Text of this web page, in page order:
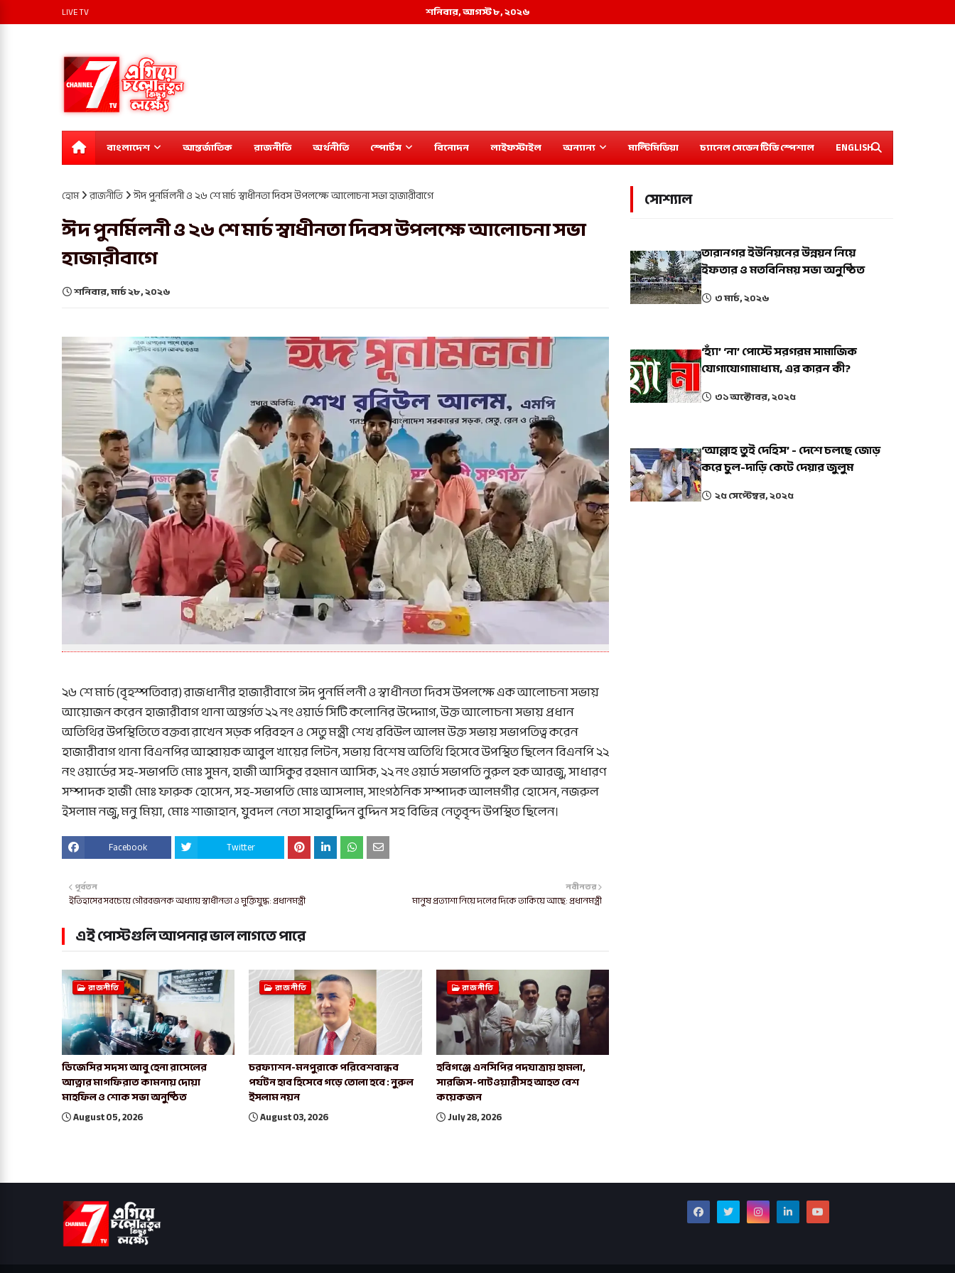
শনিবার, আগস্ট ৮, ২০২৬
LIVE TV
বাংলাদেশ আন্তর্জাতিক রাজনীতি অর্থনীতি স্পোর্টস বিনোদন লাইফস্টাইল অন্যান্য মাল্টিমিডিয়া চ্যানেল সেভেন টিভি স্পেশাল ENGLISH
হোম রাজনীতি ঈদ পুনর্মিলনী ও ২৬ শে মার্চ স্বাধীনতা দিবস উপলক্ষে আলোচনা সভা হাজারীবাগে
ঈদ পুনর্মিলনী ও ২৬ শে মার্চ স্বাধীনতা দিবস উপলক্ষে আলোচনা সভা
হাজারীবাগে
শনিবার, মার্চ ২৮, ২০২৬
২৬ শে মার্চ (বৃহস্পতিবার) রাজধানীর হাজারীবাগে ঈদ পুনর্মিলনী ও স্বাধীনতা দিবস উপলক্ষে এক আলোচনা সভায়
আয়োজন করেন হাজারীবাগ থানা অন্তর্গত ২২ নং ওয়ার্ড সিটি কলোনির উদ্দ্যোগ, উক্ত আলোচনা সভায় প্রধান
অতিথির উপস্থিতিতে বক্তব্য রাখেন সড়ক পরিবহন ও সেতু মন্ত্রী শেখ রবিউল আলম উক্ত সভায় সভাপতিত্ব করেন
হাজারীবাগ থানা বিএনপির আহ্বায়ক আবুল খায়ের লিটন, সভায় বিশেষ অতিথি হিসেবে উপস্থিত ছিলেন বিএনপি ২২
নং ওয়ার্ডের সহ-সভাপতি মোঃ সুমন, হাজী আসিকুর রহমান আসিক, ২২ নং ওয়ার্ড সভাপতি নুরুল হক আরজু, সাধারণ
সম্পাদক হাজী মোঃ ফারুক হোসেন, সহ-সভাপতি মোঃ আসলাম, সাংগঠনিক সম্পাদক আলমগীর হোসেন, নজরুল
ইসলাম নজু, মনু মিয়া, মোঃ শাজাহান, যুবদল নেতা সাহাবুদ্দিন বুদ্দিন সহ বিভিন্ন নেতৃবৃন্দ উপস্থিত ছিলেন।
Facebook Twitter
নবীনতর
মানুষ প্রত‍্যাশা নিয়ে দলের দিকে তাকিয়ে আছে: প্রধানমন্ত্রী
পূর্বতন
ইতিহাসের সবচেয়ে গৌরবজনক অধ্যায় স্বাধীনতা ও মুক্তিযুদ্ধ: প্রধানমন্ত্রী
এই পোস্টগুলি আপনার ভাল লাগতে পারে
রাজনীতি
ডিজেসির সদস্য আবু হেনা রাসেলের
আত্নার মাগফিরাত কামনায় দোয়া
মাহফিল ও শোক সভা অনুষ্ঠিত
August 05, 2026
রাজনীতি
চরফ্যাশন-মনপুরাকে পরিবেশবান্ধব
পর্যটন হাব হিসেবে গড়ে তোলা হবে : নুরুল
ইসলাম নয়ন
August 03, 2026
রাজনীতি
হবিগঞ্জে এনসিপির পদযাত্রায় হামলা,
সারজিস-পাটওয়ারীসহ আহত বেশ
কয়েকজন
July 28, 2026
সোশ্যাল
তারানগর ইউনিয়নের উন্নয়ন নিয়ে
ইফতার ও মতবিনিময় সভা অনুষ্ঠিত
৩ মার্চ, ২০২৬
‘হ্যাঁ’ ‘না’ পোস্টে সরগরম সামাজিক
যোগাযোগামাধ্যম, এর কারন কী?
৩১ অক্টোবর, ২০২৫
‘আল্লাহ তুই দেহিস’ - দেশে চলছে জোড়
করে চুল-দাড়ি কেটে দেয়ার জুলুম
২৫ সেপ্টেম্বর, ২০২৫